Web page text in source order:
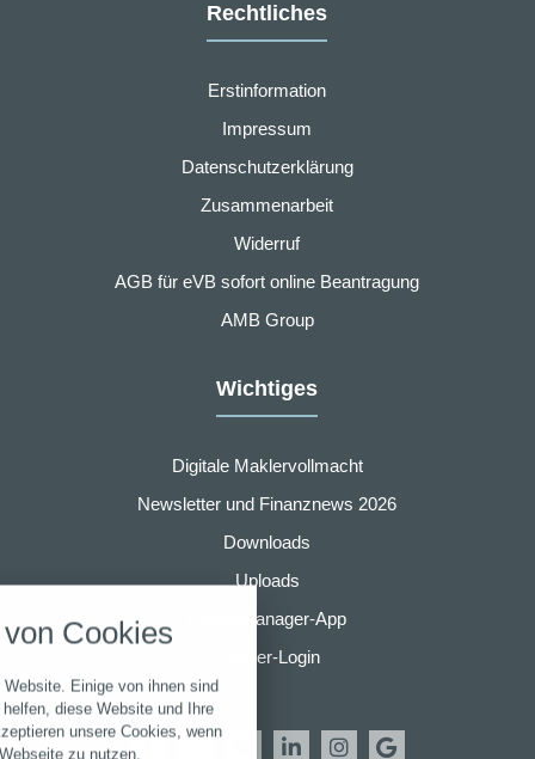
Rechtliches
Erstinformation
Impressum
Datenschutzerklärung
Zusammenarbeit
Widerruf
AGB für eVB sofort online Beantragung
AMB Group
Wichtiges
Digitale Maklervollmacht
Newsletter und Finanznews 2026
Downloads
Uploads
Finanzmanager-App
Partner-Login
Cookies
Einige von ihnen sind
diese Website und Ihre
unsere Cookies, wenn
zu nutzen.
folgende Kategorien zu
Notwendig